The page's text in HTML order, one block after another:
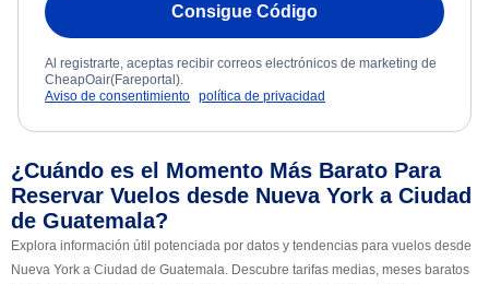
Consigue Código
Al registrarte, aceptas recibir correos electrónicos de marketing de
CheapOair(Fareportal).
Aviso de consentimiento política de privacidad
¿Cuándo es el Momento Más Barato Para
Reservar Vuelos desde Nueva York a Ciudad
de Guatemala?
Explora información útil potenciada por datos y tendencias para vuelos desde
Nueva York a Ciudad de Guatemala. Descubre tarifas medias, meses baratos